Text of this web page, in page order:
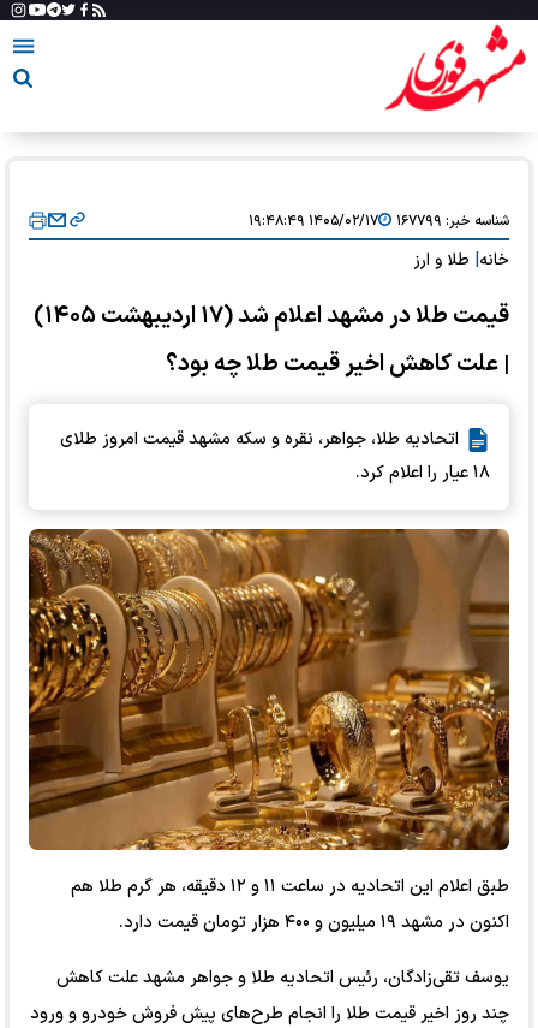
شناسه خبر: ۱۶۷۷۹۹ ۱۴۰۵/۰۲/۱۷ ۱۹:۴۸:۴۹
خانه طلا و ارز
قیمت طلا در مشهد اعلام شد (۱۷ اردیبهشت ۱۴۰۵)
| علت کاهش اخیر قیمت طلا چه بود؟
اتحادیه طلا، جواهر، نقره و سکه مشهد قیمت امروز طلای
۱۸ عیار را اعلام کرد.
طبق اعلام این اتحادیه در ساعت ۱۱ و ۱۲ دقیقه، هر گرم طلا هم
اکنون در مشهد ۱۹ میلیون و ۴۰۰ هزار تومان قیمت دارد.
یوسف تقی‌زادگان، رئیس اتحادیه طلا و جواهر مشهد علت کاهش
چند روز اخیر قیمت طلا را انجام طرح‌های پیش فروش خودرو و ورود